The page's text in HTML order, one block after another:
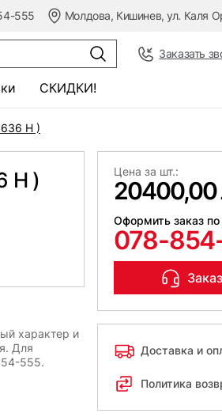
555 Молдова, Кишинев, ул. Каля
Заказать
СКИДКИ!
H )
H ) Цена за шт.:
20400,00
Оформить заказ по
078-
Доставка и
Политика
характер и
Для
555.